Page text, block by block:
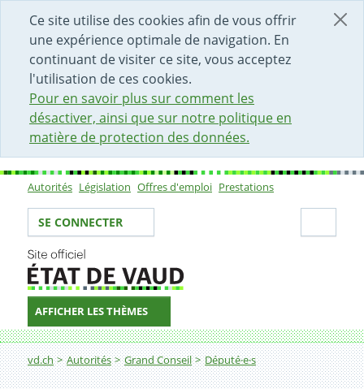
Ce site utilise des cookies afin de vous offrir
une expérience optimale de navigation. En
continuant de visiter ce site, vous acceptez
l'utilisation de ces cookies.
Pour en savoir plus sur comment les
désactiver, ainsi que sur notre politique en
matière de protection des données.
DÉBUT DU CONTENU DE LA PAGE
ACCÈS AU CHAMP DE RECHERCHE
PAGE D'ACCUEIL
FORMULAIRE DE CONTACT
Sous-navigation
Autorités Législation Offres d'emploi Prestations
Votre identité
SE CONNECTER
AFFICHER LES THÈMES
Fil d'Ariane
vd.ch Autorités Grand Conseil Député·e·s